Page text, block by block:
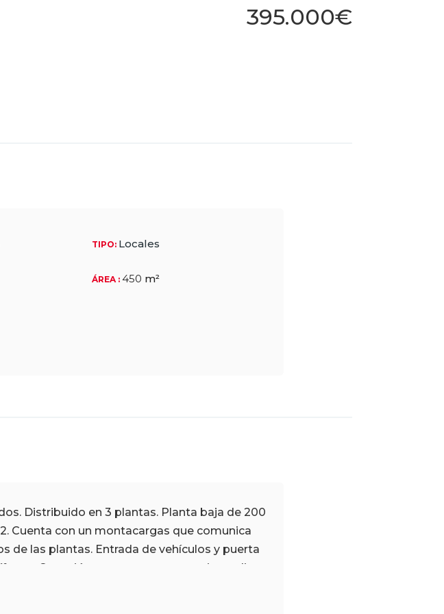
395.000€
TIPO: Locales
ÁREA : 450 m²
Distribuido en 3 plantas. Planta baja de 200
Cuenta con un montacargas que comunica
de las plantas. Entrada de vehículos y puerta
Conexión y mangueras contra incendios.
Corriente trifásica 220V. Aire